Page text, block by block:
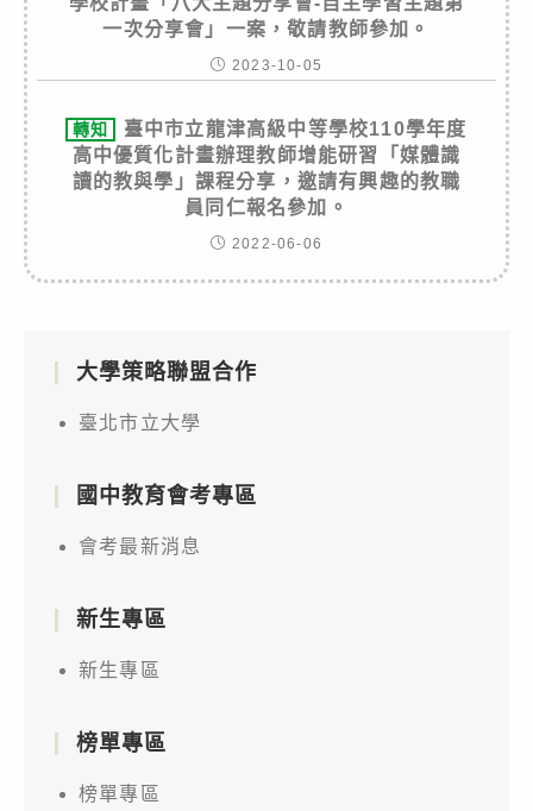
一次分享會」一案，敬請教師參加。
2023-10-05
轉知
臺中市立龍津高級中等學校110學年度
高中優質化計畫辦理教師增能研習「媒體識
讀的教與學」課程分享，邀請有興趣的教職
員同仁報名參加。
2022-06-06
大學策略聯盟合作
臺北市立大學
國中教育會考專區
會考最新消息
新生專區
新生專區
榜單專區
榜單專區